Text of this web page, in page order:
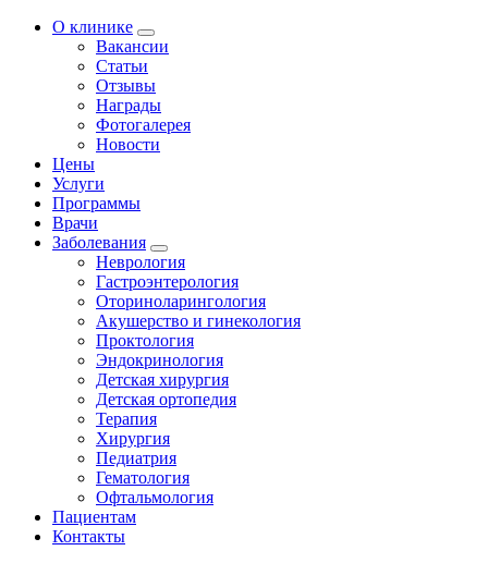
О клинике
Вакансии
Статьи
Отзывы
Награды
Фотогалерея
Новости
Цены
Услуги
Программы
Врачи
Заболевания
Неврология
Гастроэнтерология
Оториноларингология
Акушерство и гинекология
Проктология
Эндокринология
Детская хирургия
Детская ортопедия
Терапия
Хирургия
Педиатрия
Гематология
Офтальмология
Пациентам
Контакты